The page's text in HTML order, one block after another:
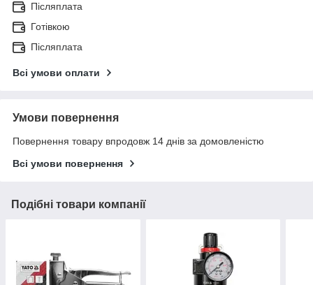
Післяплата
Готівкою
Післяплата
Всі умови оплати
Умови повернення
Повернення товару впродовж 14 днів за домовленістю
Всі умови повернення
Подібні товари компанії